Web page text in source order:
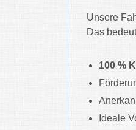
Unsere
Das
100 %
Ideale